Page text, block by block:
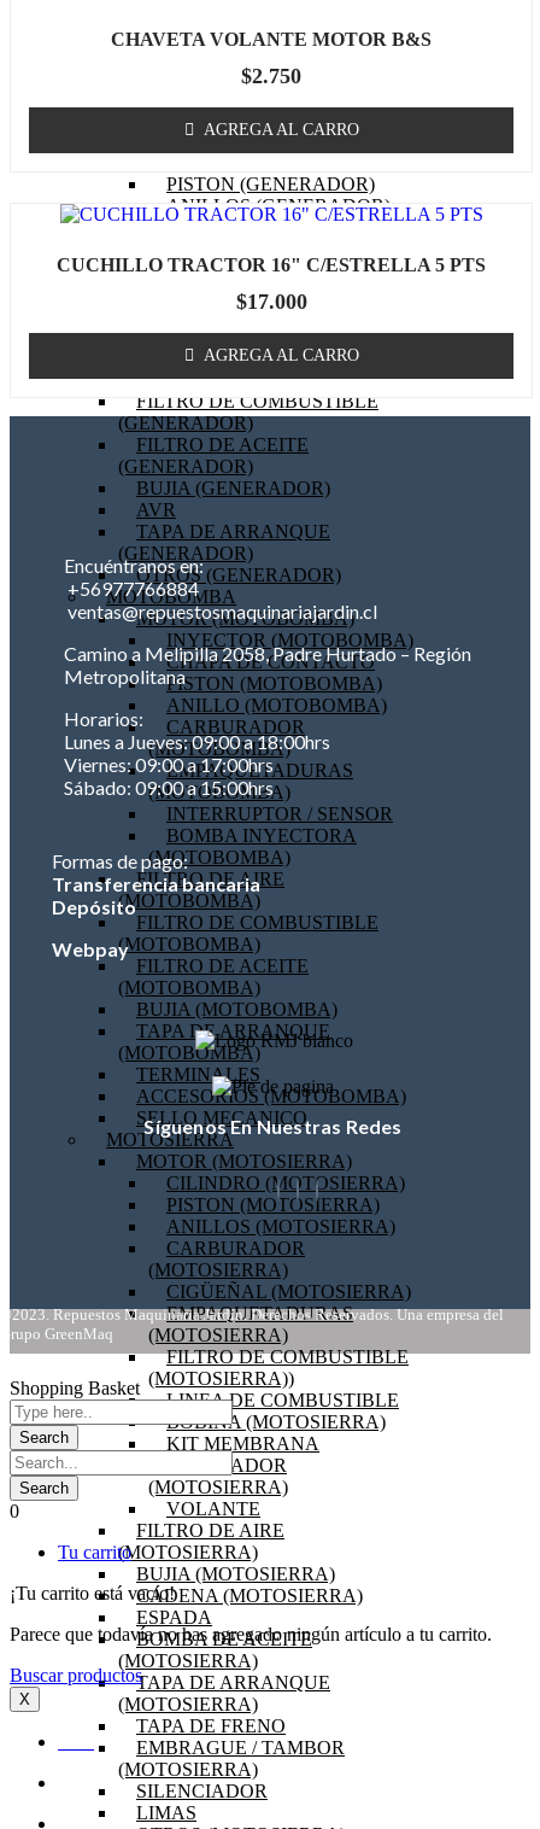
CABLE ACCIONAMIENTO
OTROS (TRACTOR)
MOTOR (GENERADOR)
CARBURADOR
PISTON (GENERADOR)
ANILLOS (GENERADOR)
BOBINA (GENERADOR)
(GENERADOR)
BIELA (GENERADOR)
MOTOR DE PARTIDA
(GENERADOR)
FILTRO DE AIRE
(GENERADOR)
FILTRO DE COMBUSTIBLE
(GENERADOR)
FILTRO DE ACEITE
(GENERADOR)
BUJIA (GENERADOR)
AVR
TAPA DE ARRANQUE
(GENERADOR)
OTROS (GENERADOR)
MOTOBOMBA
MOTOR (MOTOBOMBA)
INYECTOR (MOTOBOMBA)
CHAPA DE CONTACTO
PISTON (MOTOBOMBA)
ANILLO (MOTOBOMBA)
CARBURADOR
(MOTOBOMBA)
EMPAQUETADURAS
(MOTOBOMBA)
INTERRUPTOR / SENSOR
BOMBA INYECTORA
(MOTOBOMBA)
FILTRO DE AIRE
(MOTOBOMBA)
FILTRO DE COMBUSTIBLE
(MOTOBOMBA)
FILTRO DE ACEITE
(MOTOBOMBA)
BUJIA (MOTOBOMBA)
TAPA DE ARRANQUE
(MOTOBOMBA)
TERMINALES
ACCESORIOS (MOTOBOMBA)
SELLO MECANICO
MOTOSIERRA
MOTOR (MOTOSIERRA)
CILINDRO (MOTOSIERRA)
PISTON (MOTOSIERRA)
ANILLOS (MOTOSIERRA)
CARBURADOR
(MOTOSIERRA)
CIGÜEÑAL (MOTOSIERRA)
EMPAQUETADURAS
(MOTOSIERRA)
FILTRO DE COMBUSTIBLE
(MOTOSIERRA))
LINEA DE COMBUSTIBLE
BOBINA (MOTOSIERRA)
KIT MEMBRANA
CARBURADOR
(MOTOSIERRA)
VOLANTE
FILTRO DE AIRE
(MOTOSIERRA)
BUJIA (MOTOSIERRA)
CADENA (MOTOSIERRA)
ESPADA
BOMBA DE ACEITE
(MOTOSIERRA)
TAPA DE ARRANQUE
(MOTOSIERRA)
TAPA DE FRENO
EMBRAGUE / TAMBOR
(MOTOSIERRA)
SILENCIADOR
LIMAS
CHAVETA VOLANTE MOTOR B&S
$2.750
AGREGA AL CARRO
CUCHILLO TRACTOR 16" C/ESTRELLA 5 PTS
$17.000
AGREGA AL CARRO
Encuéntranos en:
+56977766884
ventas@repuestosmaquinariajardin.cl
Camino a Melipilla 2058, Padre Hurtado – Región
Metropolitana
Horarios:
Lunes a Jueves: 09:00 a 18:00hrs
Viernes: 09:00 a 17:00hrs
Sábado: 09:00 a 15:00hrs
Formas de pago:
Transferencia bancaria
Depósito
Webpay
Síguenos En Nuestras Redes
©2023. Repuestos Maquinaria Jardín. Derechos Reservados. Una empresa del
Grupo GreenMaq
Shopping Basket
0
Tu carrito
¡Tu carrito está vacío!
Parece que todavía no has agregado ningún artículo a tu carrito.
Buscar productos
X